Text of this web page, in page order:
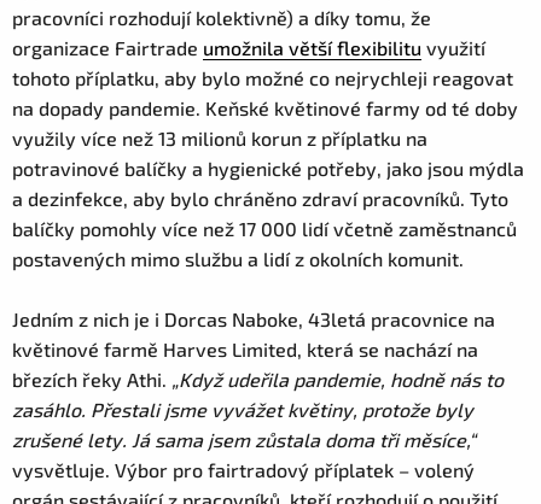
pracovníci rozhodují kolektivně) a díky tomu, že
organizace Fairtrade umožnila větší flexibilitu využití
tohoto příplatku, aby bylo možné co nejrychleji reagovat
na dopady pandemie. Keňské květinové farmy od té doby
využily více než 13 milionů korun z příplatku na
potravinové balíčky a hygienické potřeby, jako jsou mýdla
a dezinfekce, aby bylo chráněno zdraví pracovníků. Tyto
balíčky pomohly více než 17 000 lidí včetně zaměstnanců
postavených mimo službu a lidí z okolních komunit.
Jedním z nich je i Dorcas Naboke, 43letá pracovnice na
květinové farmě Harves Limited, která se nachází na
březích řeky Athi. „Když udeřila pandemie, hodně nás to
zasáhlo. Přestali jsme vyvážet květiny, protože byly
zrušené lety. Já sama jsem zůstala doma tři měsíce,“
vysvětluje. Výbor pro fairtradový příplatek – volený